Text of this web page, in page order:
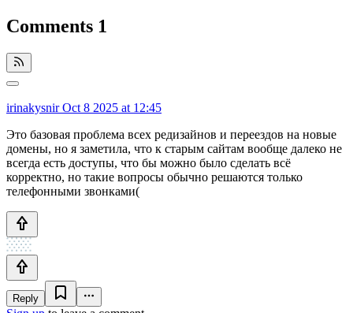
Comments 1
irinakysnirOct 8 2025 at 12:45
Это базовая проблема всех редизайнов и переездов на новые
домены, но я заметила, что к старым сайтам вообще далеко не
всегда есть доступы, что бы можно было сделать всё
корректно, но такие вопросы обычно решаются только
телефонными звонками(
Reply